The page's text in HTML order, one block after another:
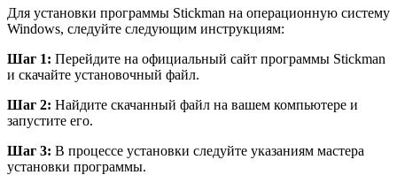
Для установки программы Stickman на операционную систему
Windows, следуйте следующим инструкциям:
Шаг 1: Перейдите на официальный сайт программы Stickman
и скачайте установочный файл.
Шаг 2: Найдите скачанный файл на вашем компьютере и
запустите его.
Шаг 3: В процессе установки следуйте указаниям мастера
установки программы.